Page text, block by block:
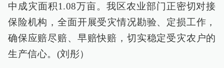
中成灾面积1.08万亩。我区农业部门正密切对接
保险机构，全面开展受灾情况勘验、定损工作，
确保应赔尽赔、早赔快赔，切实稳定受灾农户的
生产信心。(刘彤）